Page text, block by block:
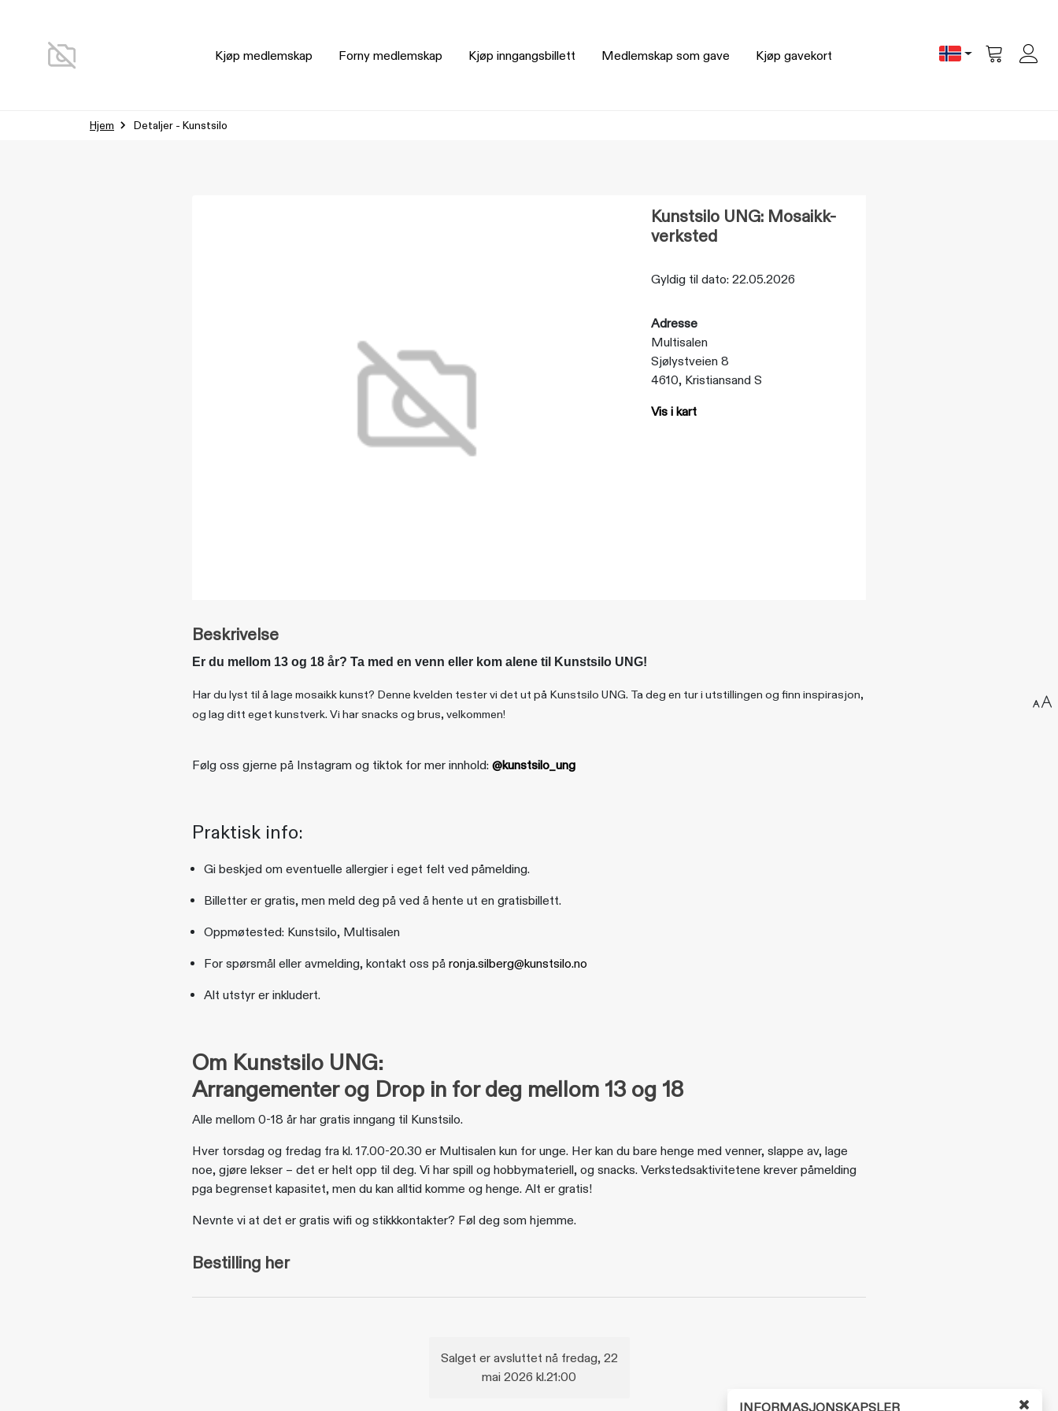
Kjøp medlemskap Forny medlemskap Kjøp inngangsbillett Medlemskap som gave
Kjøp gavekort
Hjem Detaljer - Kunstsilo
INFORMASJONSKAPSLER
Kunstsilo UNG: Mosaikk-
verksted
Gyldig til dato: 22.05.2026
Adresse
Multisalen
Sjølystveien 8
4610, Kristiansand S
Vis i kart
Beskrivelse
Er du mellom 13 og 18 år? Ta med en venn eller kom alene til Kunstsilo UNG!
Har du lyst til å lage mosaikk kunst? Denne kvelden tester vi det ut på Kunstsilo UNG. Ta deg en tur i utstillingen og finn inspirasjon,
og lag ditt eget kunstverk. Vi har snacks og brus, velkommen!
Følg oss gjerne på Instagram og tiktok for mer innhold: @kunstsilo_ung
Praktisk info:
Gi beskjed om eventuelle allergier i eget felt ved påmelding.
Billetter er gratis, men meld deg på ved å hente ut en gratisbillett.
Oppmøtested: Kunstsilo, Multisalen
For spørsmål eller avmelding, kontakt oss på ronja.silberg@kunstsilo.no
Alt utstyr er inkludert.
Om Kunstsilo UNG:
Arrangementer og Drop in for deg mellom 13 og 18
Alle mellom 0-18 år har gratis inngang til Kunstsilo.
Hver torsdag og fredag fra kl. 17.00-20.30 er Multisalen kun for unge. Her kan du bare henge med venner, slappe av, lage
noe, gjøre lekser – det er helt opp til deg. Vi har spill og hobbymateriell, og snacks. Verkstedsaktivitetene krever påmelding
pga begrenset kapasitet, men du kan alltid komme og henge. Alt er gratis!
Nevnte vi at det er gratis wifi og stikkkontakter? Føl deg som hjemme.
Bestilling her
Salget er avsluttet nå fredag, 22
mai 2026 kl.21:00